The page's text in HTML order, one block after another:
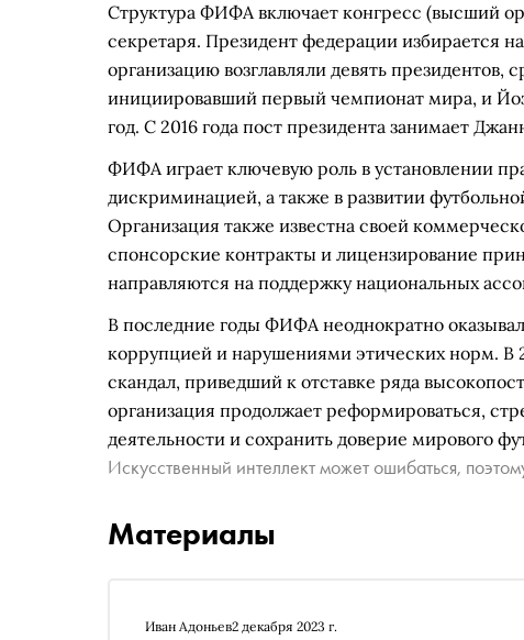
Структура ФИФА включает конгресс (высший
секретаря. Президент федерации избирается
организацию возглавляли девять
инициировавший первый чемпионат мира, и
год. С 2016 года пост президента занимает
ФИФА играет ключевую роль в установлении
дискриминацией, а также в развитии
Организация также известна своей
спонсорские контракты и лицензирование
направляются на поддержку национальных
В последние годы ФИФА неоднократно
коррупцией и нарушениями этических норм. В
скандал, приведший к отставке ряда
организация продолжает реформироваться,
деятельности и сохранить доверие мирового
Искусственный интеллект может ошибаться,
Материалы
Иван Адоньев2 декабря 2023 г.